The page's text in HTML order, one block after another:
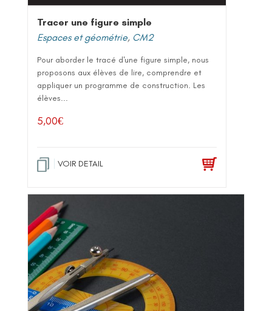
Tracer une figure simple
Espaces et géométrie, CM2
Pour aborder le tracé d'une figure simple, nous
proposons aux élèves de lire, comprendre et
appliquer un programme de construction. Les
élèves...
5,00€
VOIR DETAIL